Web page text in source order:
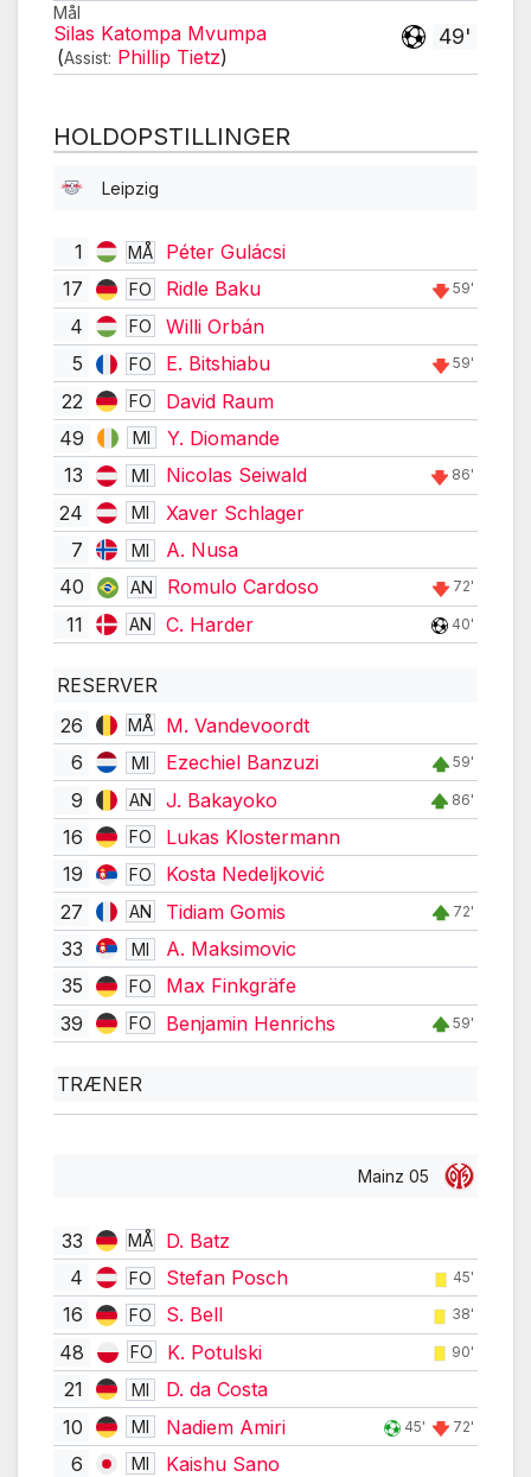
49'
Mål
Silas Katompa Mvumpa
(Assist: Phillip Tietz)
HOLDOPSTILLINGER
Leipzig
1 MÅ
Péter Gulácsi
17
FO Ridle Baku 59'
4 FO
Willi Orbán
5
FO E. Bitshiabu 59'
22 FO
David Raum
49
MI
Y. Diomande
13
MI Nicolas Seiwald 86'
24 MI
Xaver Schlager
7
MI
A. Nusa
40
AN Romulo Cardoso 72'
11 AN C. Harder 40'
RESERVER
26
MÅ
M. Vandevoordt
6
MI Ezechiel Banzuzi 59'
9 AN J. Bakayoko 86'
16 FO
Lukas Klostermann
19
FO
Kosta Nedeljković
27
AN Tidiam Gomis 72'
33 MI
A. Maksimovic
35
FO
Max Finkgräfe
39
FO Benjamin Henrichs 59'
TRÆNER
Mainz 05
33 MÅ
D. Batz
4
FO Stefan Posch 45'
16 FO S. Bell 38'
48 FO K. Potulski 90'
21 MI
D. da Costa
10
MI Nadiem Amiri 45' 72'
6 MI
Kaishu Sano